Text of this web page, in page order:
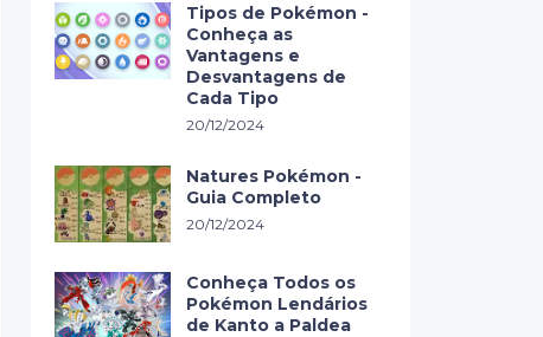
Tipos de Pokémon -
Conheça as
Vantagens e
Desvantagens de
Cada Tipo
20/12/2024
Natures Pokémon -
Guia Completo
20/12/2024
Conheça Todos os
Pokémon Lendários
de Kanto a Paldea